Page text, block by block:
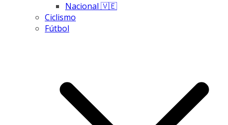
Nacional 🇻🇪
Ciclismo
Fútbol